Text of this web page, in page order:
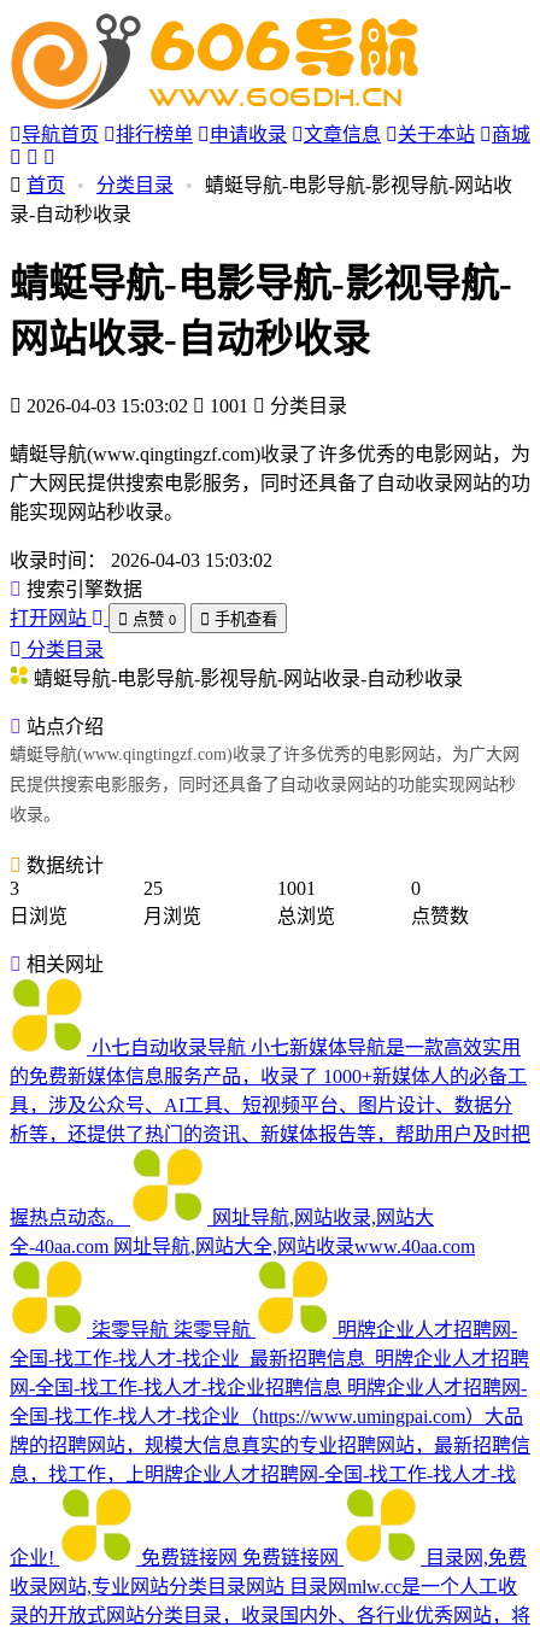
导航首页 排行榜单 申请收录 文章信息 关于本站 商城
首页 • 分类目录 •
蜻蜓导航-电影导航-影视导航-网站收
录-自动秒收录
蜻蜓导航-电影导航-影视导航-
网站收录-自动秒收录
2026-04-03 15:03:02 1001 分类目录
蜻蜓导航(www.qingtingzf.com)收录了许多优秀的电影网站，为
广大网民提供搜索电影服务，同时还具备了自动收录网站的功
能实现网站秒收录。
收录时间：
2026-04-03 15:03:02
搜索引擎数据
打开网站
点赞 0 手机查看
分类目录
蜻蜓导航-电影导航-影视导航-网站收录-自动秒收录
站点介绍
蜻蜓导航(www.qingtingzf.com)收录了许多优秀的电影网站，为广大网
民提供搜索电影服务，同时还具备了自动收录网站的功能实现网站秒
收录。
数据统计
3
日浏览
25
月浏览
1001
总浏览
0
点赞数
相关网址
小七自动收录导航 小七新媒体导航是一款高效实用
的免费新媒体信息服务产品，收录了 1000+新媒体人的必备工
具，涉及公众号、AI工具、短视频平台、图片设计、数据分
析等，还提供了热门的资讯、新媒体报告等，帮助用户及时把
握热点动态。
网址导航,网站收录,网站大
全-40aa.com 网址导航,网站大全,网站收录www.40aa.com
柒零导航 柒零导航
明牌企业人才招聘网-
全国-找工作-找人才-找企业_最新招聘信息_明牌企业人才招聘
网-全国-找工作-找人才-找企业招聘信息 明牌企业人才招聘网-
全国-找工作-找人才-找企业（https://www.umingpai.com）大品
牌的招聘网站，规模大信息真实的专业招聘网站，最新招聘信
息，找工作，上明牌企业人才招聘网-全国-找工作-找人才-找
企业! 免费链接网 免费链接网
目录网,免费
收录网站,专业网站分类目录网站 目录网mlw.cc是一个人工收
录的开放式网站分类目录，收录国内外、各行业优秀网站，将